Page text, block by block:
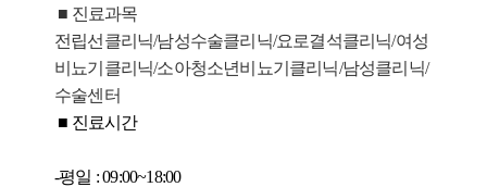
■ 진료과목
전립선클리닉/남성수술클리닉/요로결석클리닉/여성
비뇨기클리닉/소아청소년비뇨기클리닉/남성클리닉/
수술센터
■ 진료시간
-평일 : 09:00~18:00